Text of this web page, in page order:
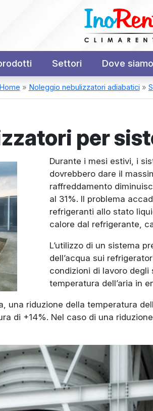
Settori Dove siamo
Home » Noleggio nebulizzatori adiabatici »
per
Durante i mesi estivi, i
dovrebbero dare il
raffreddamento
al 31%. Il problema
refrigeranti allo stato
calore dal refrigerante,
L’utilizzo di un sistema
dell’acqua sui
condizioni di lavoro degli
temperatura dell’aria in
una riduzione della temperatura
di +14%. Nel caso di una